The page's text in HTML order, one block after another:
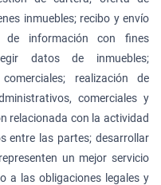
inmuebles; recibo y envío
de información con fines
datos de inmuebles;
realización de
comerciales y
relacionada con la actividad
entre las partes; desarrollar
un mejor servicio
a las obligaciones legales y